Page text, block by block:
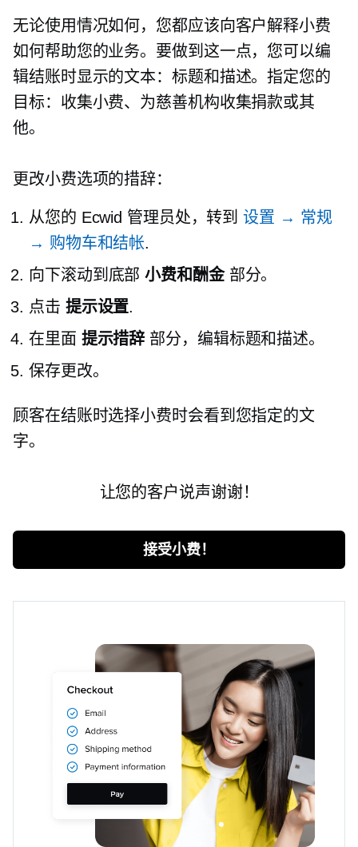
无论使用情况如何，您都应该向客户解释小费
如何帮助您的业务。要做到这一点，您可以编
辑结账时显示的文本：标题和描述。指定您的
目标：收集小费、为慈善机构收集捐款或其
他。
更改小费选项的措辞：
从您的 Ecwid 管理员处，转到设置 → 常规
→ 购物车和结帐.
向下滚动到底部小费和酬金部分。
点击 提示设置.
在里面 提示措辞 部分，编辑标题和描述。
保存更改。
顾客在结账时选择小费时会看到您指定的文
字。
让您的客户说声谢谢！
接受小费！